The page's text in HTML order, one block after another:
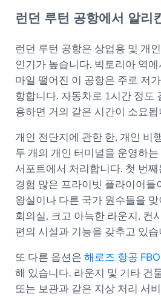
런던 루턴 공항에서 알리
런던 루턴 공항은 상업용 및 개
인기가 높습니다. 빅토리아 역
마일 떨어진 이 공항은 주로 저
항합니다. 자동차로 1시간 정도
용하면 거의 같은 시간이 소요됩
개인 전단지에 관한 한, 개인 비
두 개의 개인 터미널을 운영하
서포트에서 처리합니다. 첫 번째
경험 많은 프라이빗 플라이어들
왕실이나 다른 국가 원수들을
회의실, 크고 아늑한 라운지, 컨
편의 시설과 기능을 갖추고 있습
또 다른 옵션은 해로즈 항공 FBO
해 있습니다. 라운지 및 기타 건
또는 보관과 같은 지상 처리 서